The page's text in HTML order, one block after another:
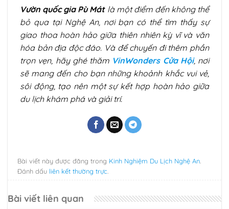
Vườn quốc gia Pù Mátlà một điểm đến không thể
bỏ qua tại Nghệ An, nơi bạn có thể tìm thấy sự
giao thoa hoàn hảo giữa thiên nhiên kỳ vĩ và văn
hóa bản địa độc đáo. Và để chuyến đi thêm phần
trọn vẹn, hãy ghé thăm VinWonders Cửa Hội, nơi
sẽ mang đến cho bạn những khoảnh khắc vui vẻ,
sôi động, tạo nên một sự kết hợp hoàn hảo giữa
du lịch khám phá và giải trí.
Bài viết này được đăng trong Kinh Nghiệm Du Lịch Nghệ An
Đánh dấu liên kết thường trực
Bài viết liên quan